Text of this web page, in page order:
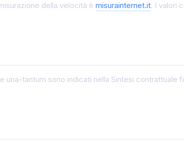
della velocità è misurainternet.it. I valori
una-tantum sono indicati nella Sintesi contrattuale